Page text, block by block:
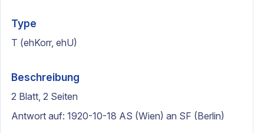
Type
T (ehKorr, ehU)
Beschreibung
2 Blatt, 2 Seiten
Antwort auf: 1920-10-18 AS (Wien) an SF (Berlin)